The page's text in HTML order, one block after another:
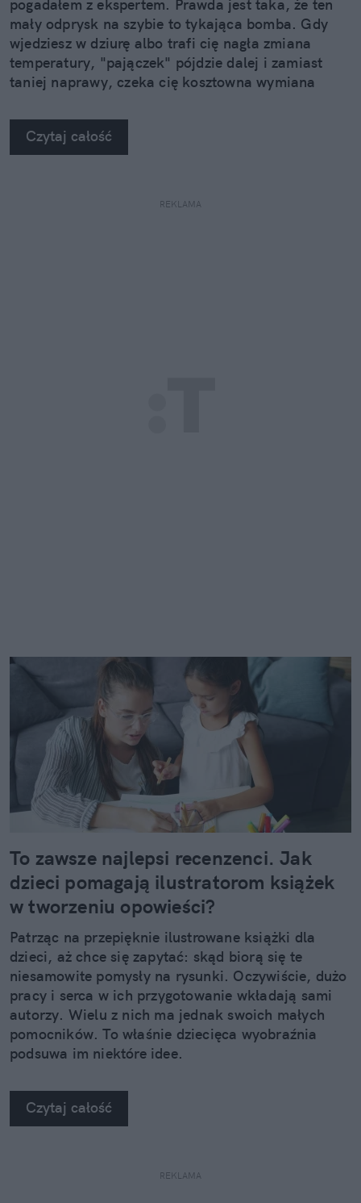
pogadałem z ekspertem. Prawda jest taka, że ten
mały odprysk na szybie to tykająca bomba. Gdy
wjedziesz w dziurę albo trafi cię nagła zmiana
temperatury, "pajączek" pójdzie dalej i zamiast
taniej naprawy, czeka cię kosztowna wymiana
na własne oczy zobaczyć, jak profesjonaliści radzą
sobie z takimi uszkodzeniami.
Czytaj całość
REKLAMA
To zawsze najlepsi recenzenci. Jak
dzieci pomagają ilustratorom książek
w tworzeniu opowieści?
Patrząc na przepięknie ilustrowane książki dla
dzieci, aż chce się zapytać: skąd biorą się te
niesamowite pomysły na rysunki. Oczywiście, dużo
pracy i serca w ich przygotowanie wkładają sami
autorzy. Wielu z nich ma jednak swoich małych
pomocników. To właśnie dziecięca wyobraźnia
podsuwa im niektóre idee.
Czytaj całość
REKLAMA